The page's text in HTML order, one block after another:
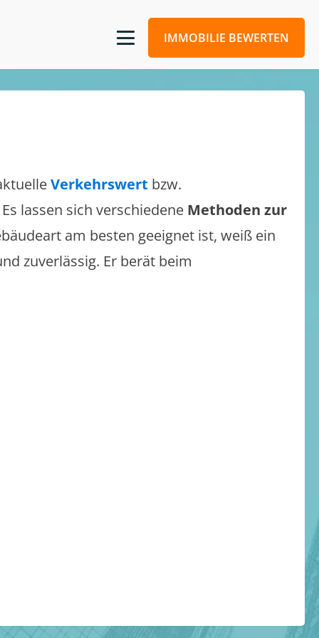
IMMOBILIE BEWERTEN
Verkehrswert bzw.
lassen sich verschiedene Methoden zur
am besten geeignet ist, weiß ein
zuverlässig. Er berät beim